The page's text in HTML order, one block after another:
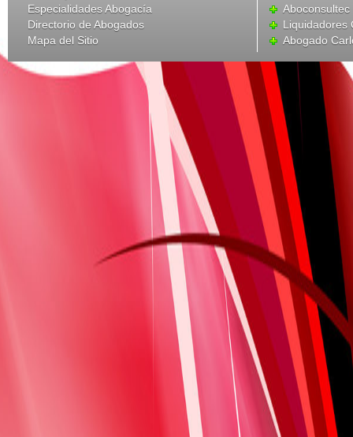
Especialidades Abogacía
Directorio de Abogados
Mapa del Sitio
Aboconsultec
Liquidadores
Abogado